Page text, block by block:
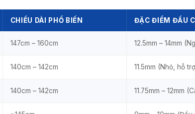
CHIỀU DÀI PHỔ BIẾN ĐẶC ĐIỂM ĐẦU
147cm – 160cm 12.5mm – 14mm
140cm – 142cm 11.5mm (Nhỏ, hỗ
140cm – 142cm 11.75mm – 12mm